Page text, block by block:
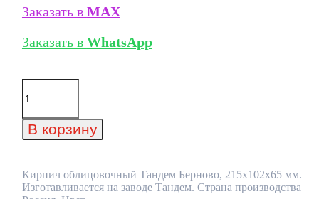
Заказать в MAX
Заказать в WhatsApp
Количество
товара
облицовочный
Тандем
мм
В корзину
Кирпич облицовочный Тандем Берново, 215x102x65 мм.
Изготавливается на заводе Тандем. Страна производства